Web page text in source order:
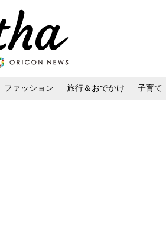
ファッション 旅行＆おでかけ 子育て